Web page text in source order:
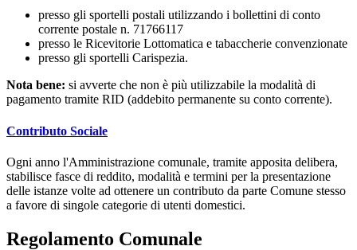
presso gli sportelli postali utilizzando i bollettini di conto
corrente postale n. 71766117
presso le Ricevitorie Lottomatica e tabaccherie convenzionate
presso gli sportelli Carispezia.
Nota bene: si avverte che non è più utilizzabile la modalità di
pagamento tramite RID (addebito permanente su conto corrente).
Contributo Sociale
Ogni anno l'Amministrazione comunale, tramite apposita delibera,
stabilisce fasce di reddito, modalità e termini per la presentazione
delle istanze volte ad ottenere un contributo da parte Comune stesso
a favore di singole categorie di utenti domestici.
Regolamento Comunale